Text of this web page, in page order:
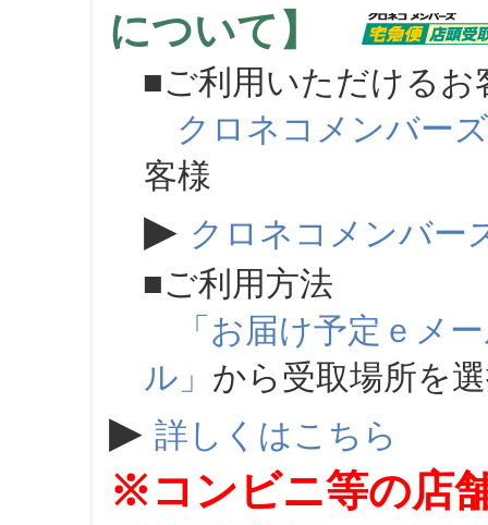
について】
■ご利用いただけるお
クロネコメンバーズ
客様
▶ クロネコメンバー
■ご利用方法
「お届け予定ｅメ
ル」 から受取場所を
▶ 詳しくはこちら
※コンビニ等の店